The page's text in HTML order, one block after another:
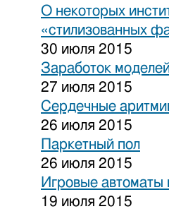
О некоторых
«стилизованных
30 июля 2015
Заработок
27 июля 2015
Сердечные
26 июля 2015
Паркетный пол
26 июля 2015
Игровые
19 июля 2015